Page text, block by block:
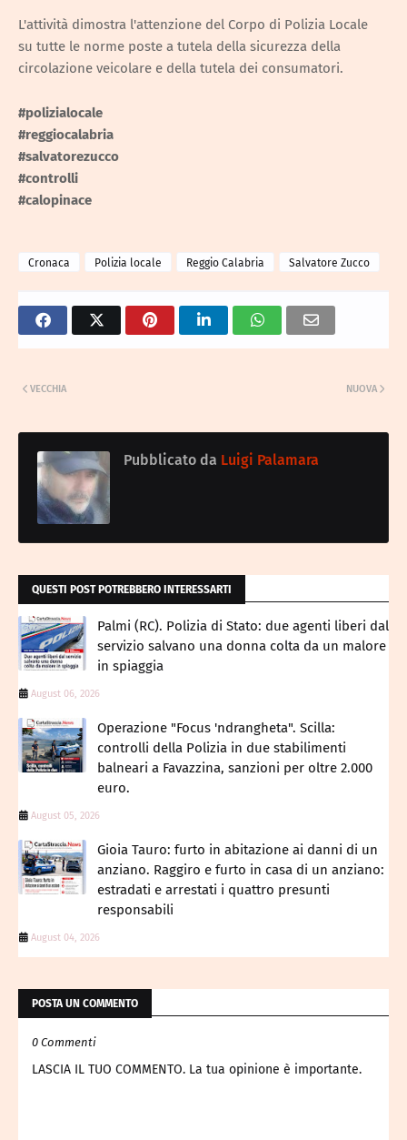
L'attività dimostra l'attenzione del Corpo di Polizia Locale
su tutte le norme poste a tutela della sicurezza della
circolazione veicolare e della tutela dei consumatori.
#polizialocale
#reggiocalabria
#salvatorezucco
#controlli
#calopinace
Cronaca Polizia locale Reggio Calabria Salvatore Zucco
NUOVA
VECCHIA
Pubblicato da Luigi Palamara
QUESTI POST POTREBBERO INTERESSARTI
Palmi (RC). Polizia di Stato: due agenti liberi dal
servizio salvano una donna colta da un malore
in spiaggia
August 06, 2026
Operazione "Focus 'ndrangheta". Scilla:
controlli della Polizia in due stabilimenti
balneari a Favazzina, sanzioni per oltre 2.000
euro.
August 05, 2026
Gioia Tauro: furto in abitazione ai danni di un
anziano. Raggiro e furto in casa di un anziano:
estradati e arrestati i quattro presunti
responsabili
August 04, 2026
POSTA UN COMMENTO
0 Commenti
LASCIA IL TUO COMMENTO. La tua opinione è importante.